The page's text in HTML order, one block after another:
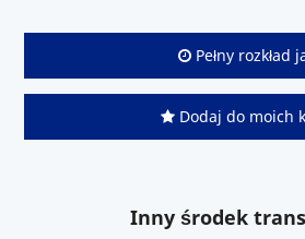
Pełny rozkład
Dodaj do moich
Inny środek